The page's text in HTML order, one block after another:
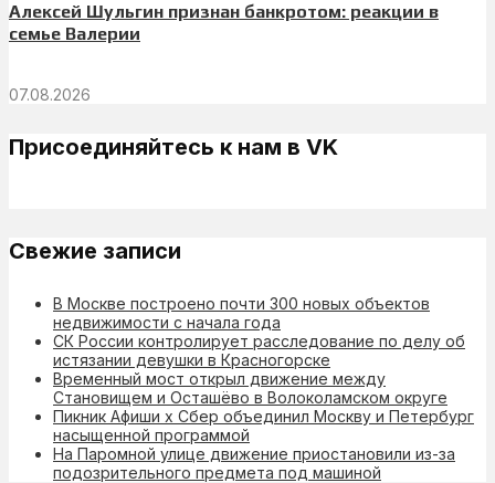
Алексей Шульгин признан банкротом: реакции в
семье Валерии
07.08.2026
Присоединяйтесь к нам в VK
Свежие записи
В Москве построено почти 300 новых объектов
недвижимости с начала года
СК России контролирует расследование по делу об
истязании девушки в Красногорске
Временный мост открыл движение между
Становищем и Осташёво в Волоколамском округе
Пикник Афиши х Сбер объединил Москву и Петербург
насыщенной программой
На Паромной улице движение приостановили из-за
подозрительного предмета под машиной